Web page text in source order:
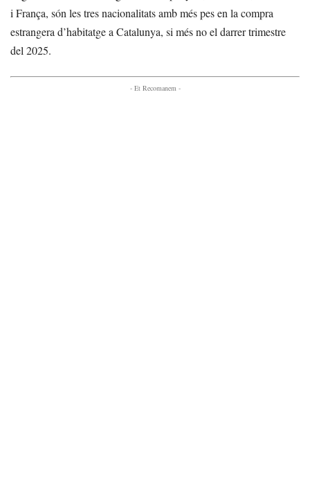
i França, són les tres nacionalitats amb més pes en la compra
estrangera d’habitatge a Catalunya, si més no el darrer trimestre
del 2025.
- Et Recomanem -